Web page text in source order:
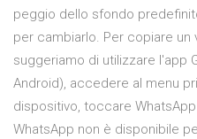
peggio dello sfondo
per cambiarlo. Per copiare un
suggeriamo di utilizzare l'app
Android), accedere al menu
dispositivo, toccare
WhatsApp non è disponibile